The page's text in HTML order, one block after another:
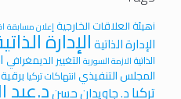
iهيئة العلاقات الخارجية إعلان مسابقة
الإدارة الذاتيةالإدارة
الذاتية الازمة السوريةالتغيير الديمغرافي
المجلس التنفيذيانتهاكات تركيا
تركياد. جاويدان حسند.عبد